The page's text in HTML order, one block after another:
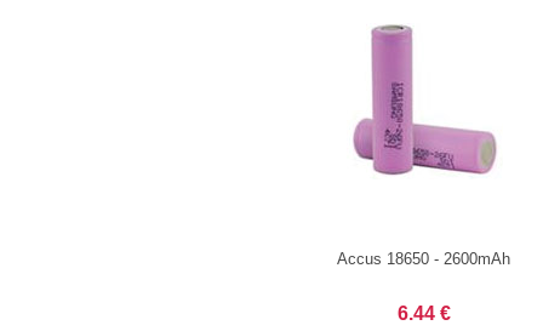
Accus 18650 - 2600mAh
6.44 €